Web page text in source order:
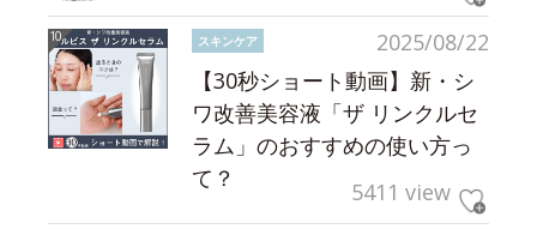
2025/08/22
スキンケア
【30秒ショート動画】新・シ
ワ改善美容液「ザ リンクルセ
ラム」のおすすめの使い方っ
て？
5411 view